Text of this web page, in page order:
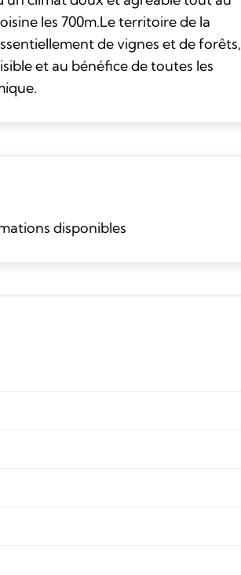
les 700m.Le territoire de la
de vignes et de forêts,
et au bénéfice de toutes les
disponibles